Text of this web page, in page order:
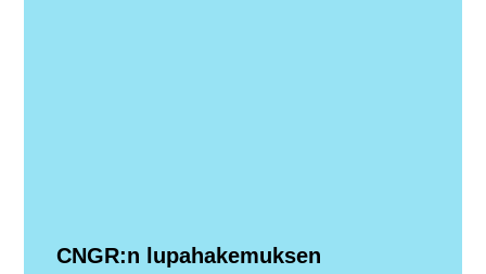
CNGR:n lupahakemuksen